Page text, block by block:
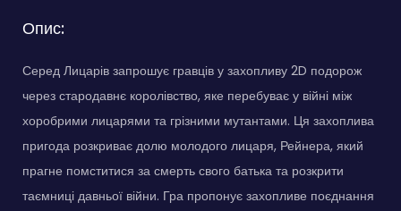
Опис:
Серед Лицарів запрошує гравців у захопливу 2D подорож
через стародавнє королівство, яке перебуває у війні між
хоробрими лицарями та грізними мутантами. Ця захоплива
пригода розкриває долю молодого лицаря, Рейнера, який
прагне помститися за смерть свого батька та розкрити
таємниці давньої війни. Гра пропонує захопливе поєднання